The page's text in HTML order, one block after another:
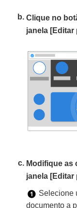
Clique no
janela [Editar
Modifique as
janela [Editar
Selecione
documento a